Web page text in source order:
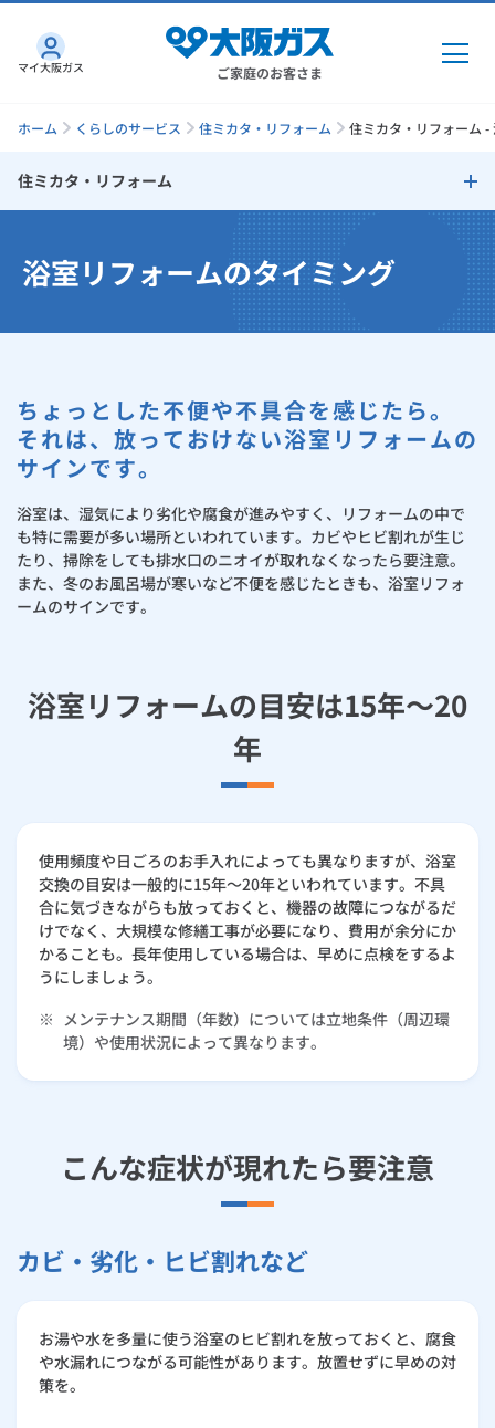
ご家庭のお客さま
ガス・電気 トップ
ガス トップ
GAS得プラン
一般料金
「大阪ガスの都市ガス」への切り替えについて
電気
電気 トップ
「大阪ガスの電気」が選ばれる理由
電気料金メニュー
太陽光発電余剰電力買取サービス
ガスと電気の 使用開始の申込
ガスと電気の使用中止の申込
インターネット
さすガねっとのメリット
料金プラン
工事・開通までの流れ
通信速度測定
まとめプラン紹介
簡単プラン診断
インターネットのお申込み
機器・修理 トップ
機器
キッチン
ガスコンロ
ガスオーブン
バス・洗面
ガス温水浴室暖房乾燥機
「カワック・ミストカワック」
ガスファンヒーター
ガス温水床暖房「ヌック」
ガスコード
ガス栓の増設 プラスライン
ルームエアコン
発電・省エネ
蓄電池
スマイルーフ
エコキュート
消火器
修理
故障診断
取扱説明書を探す
定額サービス
らく得保証
機器・修理お申込み
くらしのサービス
リフォーム・リノベーション
リフォーム・リノベーション
安心・安全
プリゼロ
関西おでかけ納税
ハウスクリーニング
お手続き一覧
お客さまサポート
ショールーム Daigasコラム
マイ大阪ガス
ホーム くらしのサービス 住ミカタ・リフォーム 住ミカタ・リフォーム
住ミカタ・リフォーム
リフォームサポートプラン
大阪ガスサービスチェーンだからできる「快適」と「安心」のリ
住ミカタ・リフォームが選ばれる理由
大阪ガスのリフォーム事例集
洗面所リフォーム
床下（シロアリ対策）
リビング・ダイニングリフォーム
外壁・屋根リフォーム
浴室リフォームのタイミング
ちょっとした不便や不具合を感じたら。
それは、放っておけない浴室リフォームの
サインです。
浴室は、湿気により劣化や腐食が進みやすく、リフォームの中で
も特に需要が多い場所といわれています。カビやヒビ割れが生じ
たり、掃除をしても排水口のニオイが取れなくなったら要注意。
また、冬のお風呂場が寒いなど不便を感じたときも、浴室リフォ
ームのサインです。
浴室リフォームの目安は15年～20
年
使用頻度や日ごろのお手入れによっても異なりますが、浴室
交換の目安は一般的に15年～20年といわれています。不具
合に気づきながらも放っておくと、機器の故障につながるだ
けでなく、大規模な修繕工事が必要になり、費用が余分にか
かることも。長年使用している場合は、早めに点検をするよ
うにしましょう。
※ メンテナンス期間（年数）については立地条件（周辺環
境）や使用状況によって異なります。
こんな症状が現れたら要注意
カビ・劣化・ヒビ割れなど
お湯や水を多量に使う浴室のヒビ割れを放っておくと、腐食
や水漏れにつながる可能性があります。放置せずに早めの対
策を。